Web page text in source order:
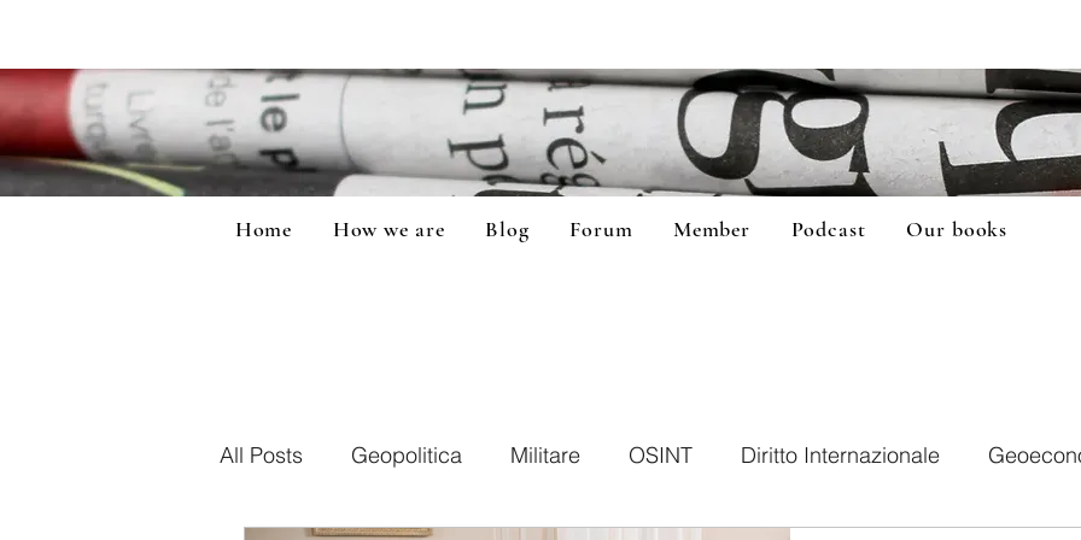
Home How we are Blog Forum Member Podcast Our books
All Posts Geopolitica Militare OSINT Diritto Internazionale